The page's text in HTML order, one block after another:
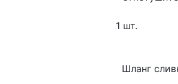
      1 шт.
Шланг